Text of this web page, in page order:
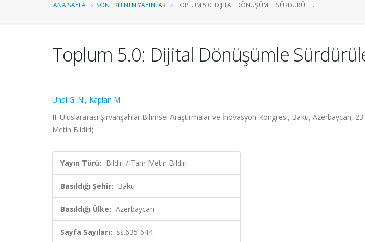
ANA SAYFA SON EKLENEN YAYINLAR TOPLUM 5.0: DIJITAL DÖNÜŞÜMLE SÜRDÜRÜLE...
Toplum 5.0: Dijital Dönüşümle
Ünal G. N., Kaplan M.
II. Uluslararası Şirvanşahlar Bilimsel Araştırmalar ve İnovasyon Kongresi, Baku, Azerbaycan,
Metin Bildiri)
Yayın Türü: Bildiri / Tam Metin Bildiri
Basıldığı Şehir: Baku
Basıldığı Ülke: Azerbaycan
Sayfa Sayıları: ss.635-644